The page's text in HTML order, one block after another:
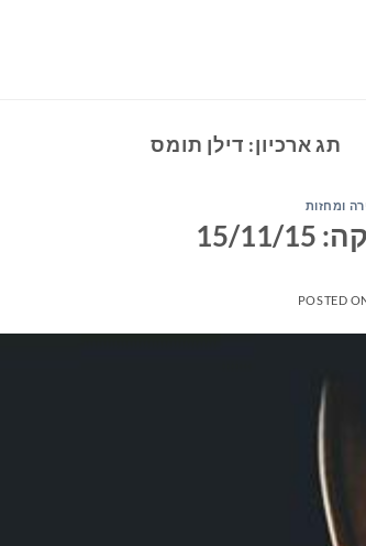
תג ארכיון: דילן תומס
ומחזות
15
POSTED